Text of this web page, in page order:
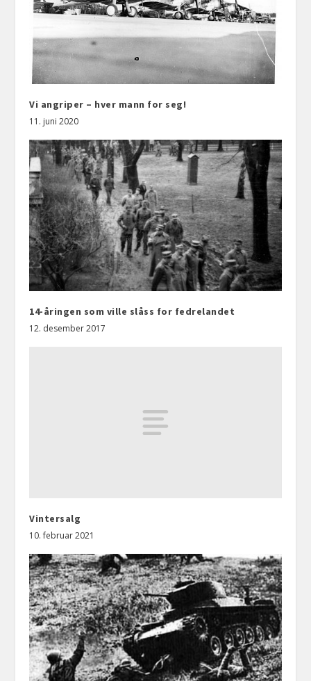
Vi angriper – hver mann for seg!
11. juni 2020
14-åringen som ville slåss for fedrelandet
12. desember 2017
Vintersalg
10. februar 2021